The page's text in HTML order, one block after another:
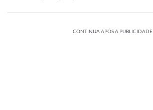
CONTINUA APÓS A PUBLICIDADE